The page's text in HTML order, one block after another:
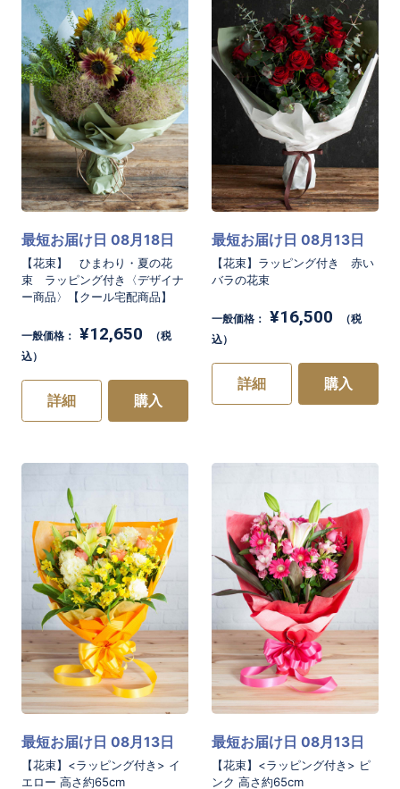
【花束】 ひまわり・夏の花
束 ラッピング付き〈デザイナ
ー商品〉【クール宅配商品】
最短お届け日 08月18日
一般価格： ¥12,650
（税
込）
詳細 購入
【花束】ラッピング付き 赤い
バラの花束
最短お届け日 08月13日
一般価格： ¥16,500
（税
込）
詳細 購入
【花束】<ラッピング付き> イ
エロー 高さ約65cm
最短お届け日 08月13日
【花束】<ラッピング付き> ピ
ンク 高さ約65cm
最短お届け日 08月13日
お買い物を続ける カートへ進む
お買い物を続ける カートへ進む